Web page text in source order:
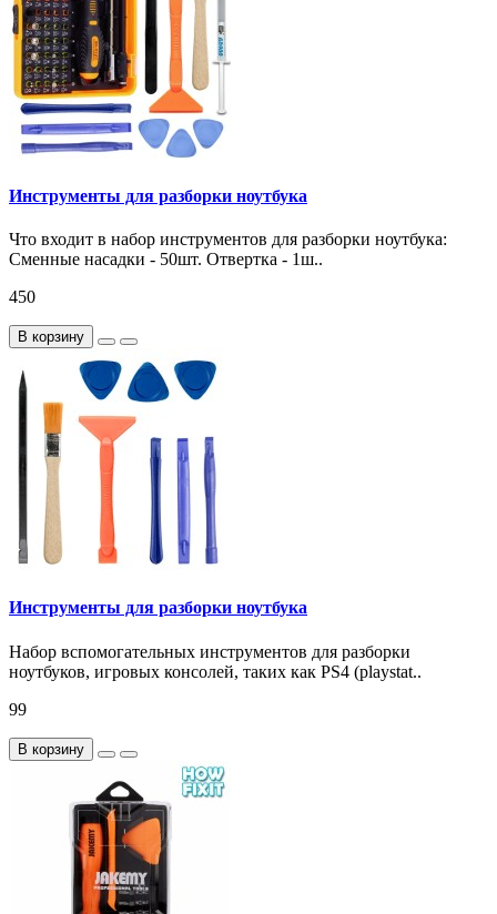
Инструменты для разборки ноутбука
Что входит в набор инструментов для разборки ноутбука:
Сменные насадки - 50шт. Отвертка - 1ш..
450
В корзину
Инструменты для разборки ноутбука
Набор вспомогательных инструментов для разборки
ноутбуков, игровых консолей, таких как PS4 (playstat..
99
В корзину